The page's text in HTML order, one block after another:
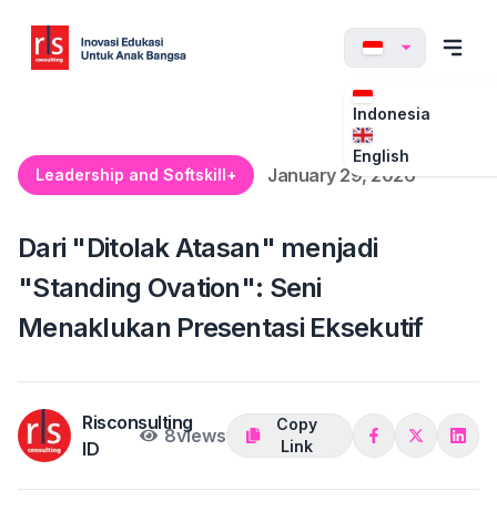
Indonesia
English
Leadership and Softskill+
January 29, 2026
Dari "Ditolak Atasan" menjadi
"Standing Ovation": Seni
Menaklukan Presentasi Eksekutif
Risconsulting
ID
8views
Copy
Link